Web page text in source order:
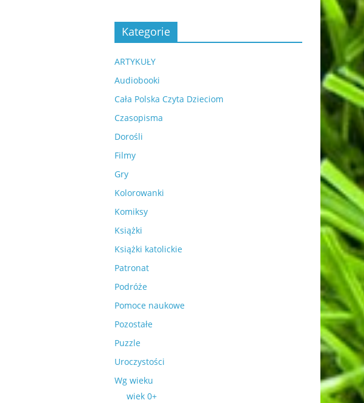
Kategorie
ARTYKUŁY
Audiobooki
Cała Polska Czyta Dzieciom
Czasopisma
Dorośli
Filmy
Gry
Kolorowanki
Komiksy
Książki
Książki katolickie
Patronat
Podróże
Pomoce naukowe
Pozostałe
Puzzle
Uroczystości
Wg wieku
wiek 0+